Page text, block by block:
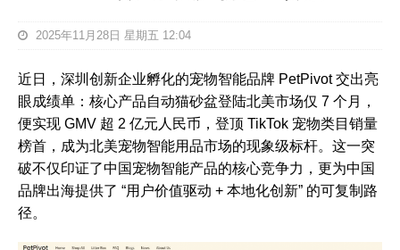
2025年11月28日 星期五 12:04
近日，深圳创新企业孵化的宠物智能品牌 PetPivot 交出亮
眼成绩单：核心产品自动猫砂盆登陆北美市场仅 7 个月，
便实现 GMV 超 2 亿元人民币，登顶 TikTok 宠物类目销量
榜首，成为北美宠物智能用品市场的现象级标杆。这一突
破不仅印证了中国宠物智能产品的核心竞争力，更为中国
品牌出海提供了 “用户价值驱动 + 本地化创新” 的可复制路
径。